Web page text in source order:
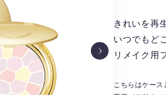
きれいを再
いつでもど
リメイク用
こちらはケース